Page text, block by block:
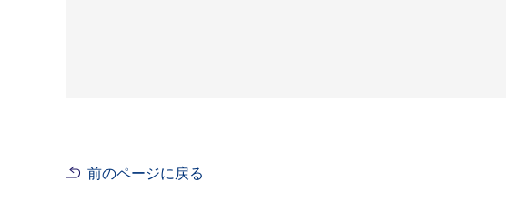
前のページに戻る